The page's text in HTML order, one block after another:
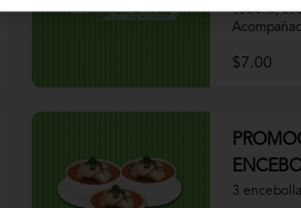
cebolla,
$7.00
3